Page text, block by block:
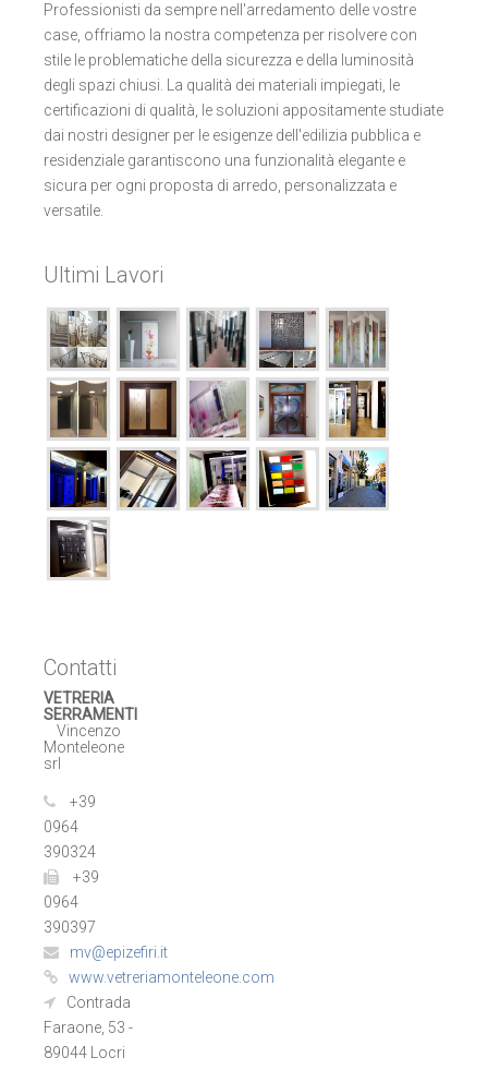
Professionisti da sempre nell'arredamento delle vostre
case, offriamo la nostra competenza per risolvere con
stile le problematiche della sicurezza e della luminosità
degli spazi chiusi. La qualità dei materiali impiegati, le
certificazioni di qualità, le soluzioni appositamente studiate
dai nostri designer per le esigenze dell'edilizia pubblica e
residenziale garantiscono una funzionalità elegante e
sicura per ogni proposta di arredo, personalizzata e
versatile.
Ultimi Lavori
Contatti
VETRERIA
SERRAMENTI
Vincenzo
Monteleone
srl
+39
0964
390324
+39
0964
390397
mv@epizefiri.it
www.vetreriamonteleone.com
Contrada
Faraone, 53 -
89044 Locri